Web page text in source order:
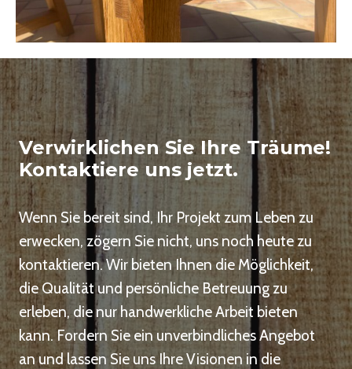
Verwirklichen Sie Ihre Träume!
Kontaktiere uns jetzt.
Wenn Sie bereit sind, Ihr Projekt zum Leben zu
erwecken, zögern Sie nicht, uns noch heute zu
kontaktieren. Wir bieten Ihnen die Möglichkeit,
die Qualität und persönliche Betreuung zu
erleben, die nur handwerkliche Arbeit bieten
kann. Fordern Sie ein unverbindliches Angebot
an und lassen Sie uns Ihre Visionen in die